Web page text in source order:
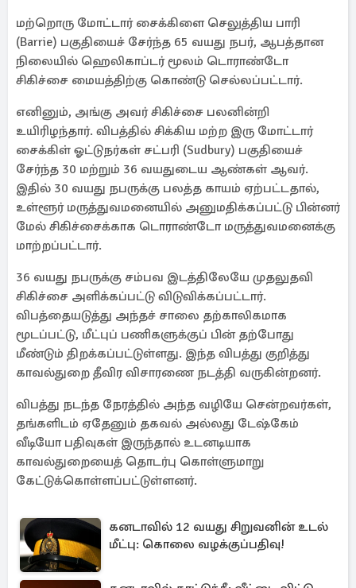
மற்றொரு மோட்டார் சைக்கிளை செலுத்திய பாரி
(Barrie) பகுதியைச் சேர்ந்த 65 வயது நபர், ஆபத்தான
நிலையில் ஹெலிகாப்டர் மூலம் டொராண்டோ
சிகிச்சை மையத்திற்கு கொண்டு செல்லப்பட்டார்.
எனினும், அங்கு அவர் சிகிச்சை பலனின்றி
உயிரிழந்தார். விபத்தில் சிக்கிய மற்ற இரு மோட்டார்
சைக்கிள் ஓட்டுநர்கள் சட்பரி (Sudbury) பகுதியைச்
சேர்ந்த 30 மற்றும் 36 வயதுடைய ஆண்கள் ஆவர்.
இதில் 30 வயது நபருக்கு பலத்த காயம் ஏற்பட்டதால்,
உள்ளூர் மருத்துவமனையில் அனுமதிக்கப்பட்டு பின்னர்
மேல் சிகிச்சைக்காக டொராண்டோ மருத்துவமனைக்கு
மாற்றப்பட்டார்.
36 வயது நபருக்கு சம்பவ இடத்திலேயே முதலுதவி
சிகிச்சை அளிக்கப்பட்டு விடுவிக்கப்பட்டார்.
விபத்தையடுத்து அந்தச் சாலை தற்காலிகமாக
மூடப்பட்டு, மீட்புப் பணிகளுக்குப் பின் தற்போது
மீண்டும் திறக்கப்பட்டுள்ளது. இந்த விபத்து குறித்து
காவல்துறை தீவிர விசாரணை நடத்தி வருகின்றனர்.
விபத்து நடந்த நேரத்தில் அந்த வழியே சென்றவர்கள்,
தங்களிடம் ஏதேனும் தகவல் அல்லது டேஷ்கேம்
வீடியோ பதிவுகள் இருந்தால் உடனடியாக
காவல்துறையைத் தொடர்பு கொள்ளுமாறு
கேட்டுக்கொள்ளப்பட்டுள்ளனர்.
கனடாவில் 12 வயது சிறுவனின் உடல்
மீட்பு: கொலை வழக்குப்பதிவு!